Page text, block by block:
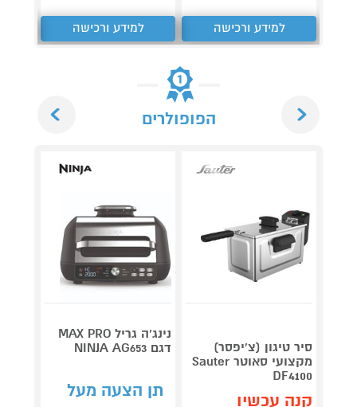
למידע ורכישה למידע ורכישה
הפופולרים
סיר טיגון (צ'יפסר)
מקצועי סאוטר Sauter
DF4100
קנה עכשיו
נינג’ה גריל MAX PRO
דגם NINJA AG653
תן הצעה מעל